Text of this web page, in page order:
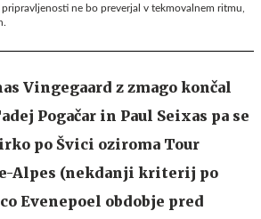
ne bo preverjal v tekmovalnem ritmu,
Vingegaard z zmago končal
Pogačar in Paul Seixas pa se
po Švici oziroma Tour
Alpes (nekdanji kriterij po
Evenepoel obdobje pred